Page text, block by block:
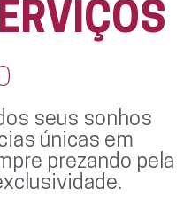
seus sonhos
únicas em
prezando pela